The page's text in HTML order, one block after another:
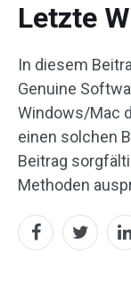
Letzte
In diesem
Genuine
Windows/Mac
einen solchen
Beitrag
Methoden